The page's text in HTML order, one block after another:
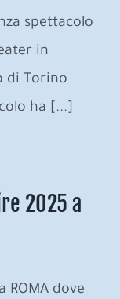
spettacolo
in
di Torino
ha [...]
2025 a
ROMA dove